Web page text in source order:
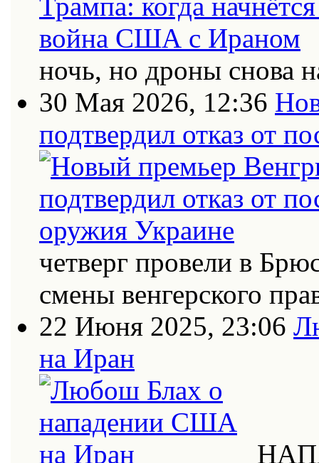
ночь, но дроны снова
30 Мая 2026, 12:36
подтвердил отказ от
четверг провели в
смены венгерского
22 Июня 2025, 23:06
на Иран